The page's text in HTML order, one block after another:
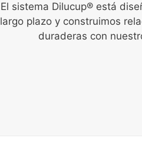
El sistema Dilucup® está
largo plazo y construimos
duraderas con